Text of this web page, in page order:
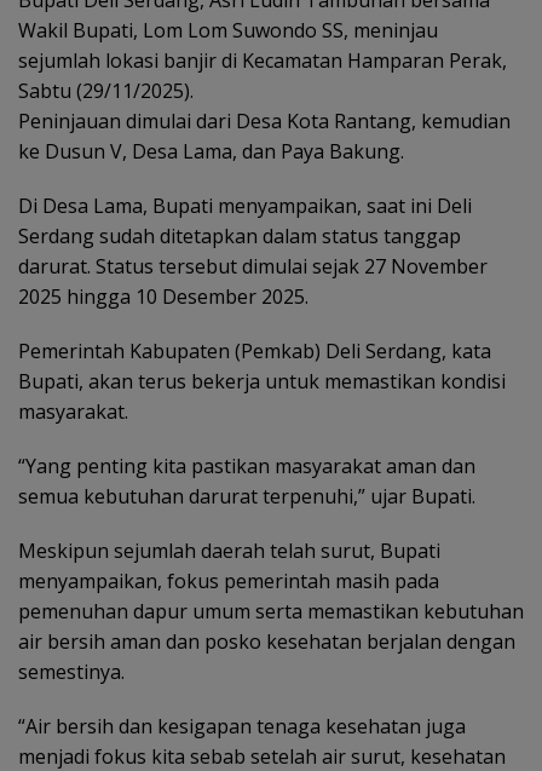
Wakil Bupati, Lom Lom Suwondo SS, meninjau
sejumlah lokasi banjir di Kecamatan Hamparan Perak,
Sabtu (29/11/2025).
Peninjauan dimulai dari Desa Kota Rantang, kemudian
ke Dusun V, Desa Lama, dan Paya Bakung.
Di Desa Lama, Bupati menyampaikan, saat ini Deli
Serdang sudah ditetapkan dalam status tanggap
darurat. Status tersebut dimulai sejak 27 November
2025 hingga 10 Desember 2025.
Pemerintah Kabupaten (Pemkab) Deli Serdang, kata
Bupati, akan terus bekerja untuk memastikan kondisi
masyarakat.
“Yang penting kita pastikan masyarakat aman dan
semua kebutuhan darurat terpenuhi,” ujar Bupati.
Meskipun sejumlah daerah telah surut, Bupati
menyampaikan, fokus pemerintah masih pada
pemenuhan dapur umum serta memastikan kebutuhan
air bersih aman dan posko kesehatan berjalan dengan
semestinya.
“Air bersih dan kesigapan tenaga kesehatan juga
menjadi fokus kita sebab setelah air surut, kesehatan